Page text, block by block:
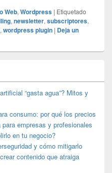
Web, Wordpress | Etiquetado
, newsletter, subscriptores,
, wordpress plugin | Deja un
“gasta agua”? Mitos y
consumo: por qué los precios
empresas y profesionales
en tu negocio?
y cómo mitigarlo
contenido que atraiga